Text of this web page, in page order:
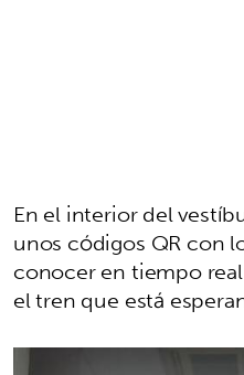
En el interior del
unos códigos QR con
conocer en tiempo
el tren que está